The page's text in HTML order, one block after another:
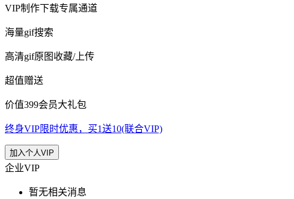
VIP制作下载专属通道
海量gif搜索
高清gif原图收藏/上传
超值赠送
价值399会员大礼包
终身VIP限时优惠，买1送10(联合VIP)
加入个人VIP
企业VIP
暂无相关消息